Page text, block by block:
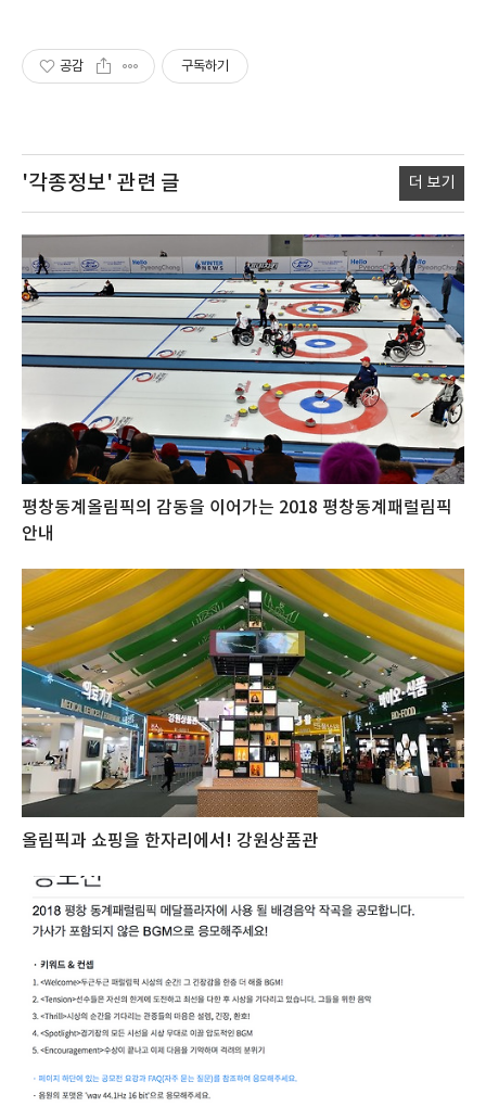
공감 구독하기
'각종정보' 관련 글 더 보기
평창동계올림픽의 감동을 이어가는 2018 평창동계패럴림픽
안내
올림픽과 쇼핑을 한자리에서! 강원상품관